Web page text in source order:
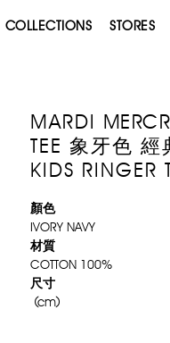
COLLECTIONS STORES
MARDI
TEE 象牙色
KIDS RINGER
顏色
IVORY NAVY
材質
COTTON 100%
尺寸
(cm)